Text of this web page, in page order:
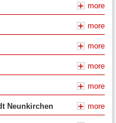
more
more
more
more
more
Neunkirchen more